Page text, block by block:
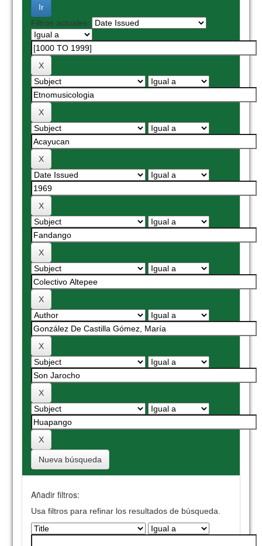
Filtros actuales:
Nueva búsqueda
Añadir filtros:
Usa filtros para refinar los resultados de búsqueda.